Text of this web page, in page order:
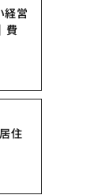
経営
費
住